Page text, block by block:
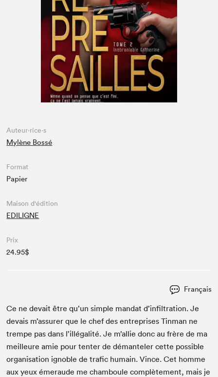
Espace médias
Auteur·rice·s
Mylène Bossé
Format
Papier
Maison d'édition
EDILIGNE
Prix
24.95$
Français
Ce ne devait être qu’un sim­ple man­dat d’infiltration. Je
devais m’assurer que le chef des entre­pris­es Tin­man ne
trempe pas dans l’illégalité. Je m’allie donc au frère de ma
meilleure amie pour ten­ter de déman­tel­er cette pos­si­ble
organ­i­sa­tion igno­ble de traf­ic humain. Vince. Cet homme
aux yeux émer­aude me cham­boule com­plète­ment, mais je